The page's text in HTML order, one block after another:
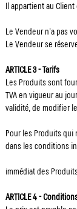
Il appartient au
Le Vendeur n'a pas
Le Vendeur se
ARTICLE 3 - Tarifs
Les Produits sont
TVA en vigueur au
validité, de modifier
Pour les Produits qui
dans les conditions
immédiat des
ARTICLE 4 -